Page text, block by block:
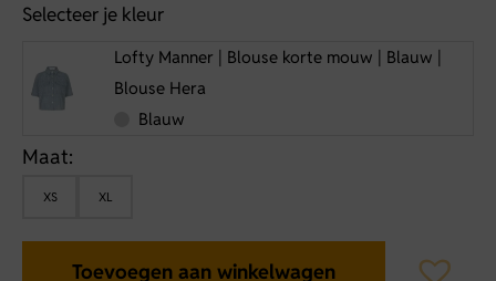
Selecteer je kleur
Lofty Manner | Blouse korte mouw | Blauw |
Blouse Hera
Blauw
Maat:
XS XL
Toevoegen aan winkelwagen